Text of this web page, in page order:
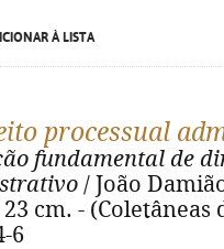
À LISTA
processual
fundamental de
/ João
23 cm. - (Coletâneas
6